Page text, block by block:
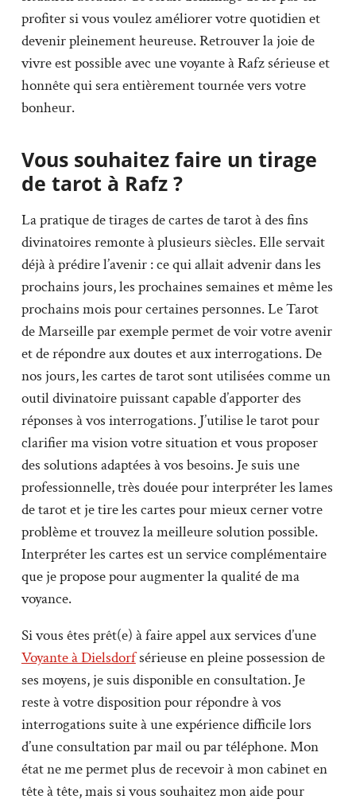
profiter si vous voulez améliorer votre quotidien et
devenir pleinement heureuse. Retrouver la joie de
vivre est possible avec une voyante à Rafz sérieuse et
honnête qui sera entièrement tournée vers votre
bonheur.
Vous souhaitez faire un tirage
de tarot à Rafz ?
La pratique de tirages de cartes de tarot à des fins
divinatoires remonte à plusieurs siècles. Elle servait
déjà à prédire l’avenir : ce qui allait advenir dans les
prochains jours, les prochaines semaines et même les
prochains mois pour certaines personnes. Le Tarot
de Marseille par exemple permet de voir votre avenir
et de répondre aux doutes et aux interrogations. De
nos jours, les cartes de tarot sont utilisées comme un
outil divinatoire puissant capable d’apporter des
réponses à vos interrogations. J’utilise le tarot pour
clarifier ma vision votre situation et vous proposer
des solutions adaptées à vos besoins. Je suis une
professionnelle, très douée pour interpréter les lames
de tarot et je tire les cartes pour mieux cerner votre
problème et trouvez la meilleure solution possible.
Interpréter les cartes est un service complémentaire
que je propose pour augmenter la qualité de ma
voyance.
Si vous êtes prêt(e) à faire appel aux services d’une
Voyante à Dielsdorfsérieuse en pleine possession de
ses moyens, je suis disponible en consultation. Je
reste à votre disposition pour répondre à vos
interrogations suite à une expérience difficile lors
d’une consultation par mail ou par téléphone. Mon
état ne me permet plus de recevoir à mon cabinet en
tête à tête, mais si vous souhaitez mon aide pour